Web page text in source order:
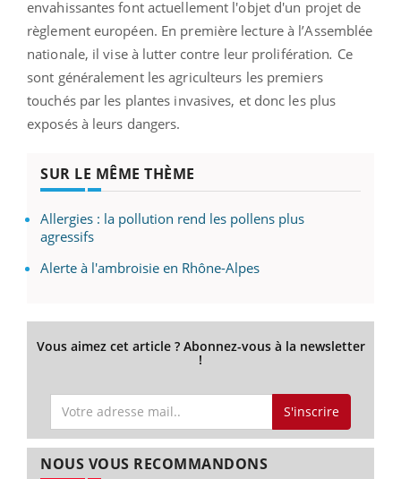
envahissantes font actuellement l'objet d'un projet de
règlement européen. En première lecture à l’Assemblée
nationale, il vise à lutter contre leur prolifération. Ce
sont généralement les agriculteurs les premiers
touchés par les plantes invasives, et donc les plus
exposés à leurs dangers.
SUR LE MÊME THÈME
Allergies : la pollution rend les pollens plus
agressifs
Alerte à l'ambroisie en Rhône-Alpes
Vous aimez cet article ? Abonnez-vous à la newsletter
!
S'inscrire
NOUS VOUS RECOMMANDONS